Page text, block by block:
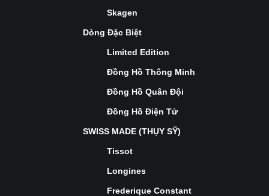
Skagen
Dòng Đặc Biệt
Limited Edition
Đồng Hồ Thông Minh
Đồng Hồ Quân Đội
Đồng Hồ Điện Tử
SWISS MADE (THỤY SỸ)
Tissot
Longines
Frederique Constant